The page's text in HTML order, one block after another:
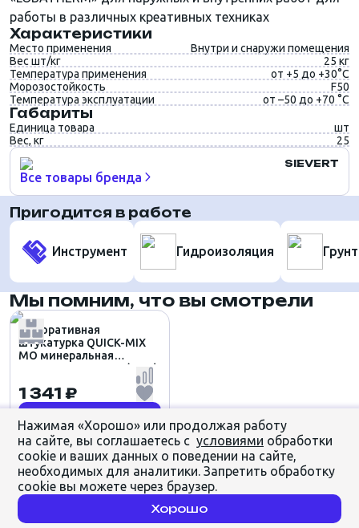
работы в различных креативных техниках
Характеристики
Место применения
Внутри и снаружи помещения
Вес шт/кг
25 кг
Температура применения
от +5 до +30°C
Морозостойкость
F50
Температура эксплуатации
от –50 до +70 °C
Габариты
Единица товара
шт
Вес, кг
25
SIEVERT
Все товары бренда
Пригодится в работе
Инструмент Гидроизоляция
Мы помним, что вы смотрели
Декоративная
штукатурка QUICK-MIX
MO минеральная
МОДЕЛИРУЮЩАЯ (25кг)
1 341 ₽
Заказать
Профиль
Нажимая «Хорошо» или продолжая работу
на сайте, вы соглашаетесь с условиями обработки
cookie и ваших данных о поведении на сайте,
необходимых для аналитики. Запретить обработку
cookie вы можете через браузер.
Хорошо